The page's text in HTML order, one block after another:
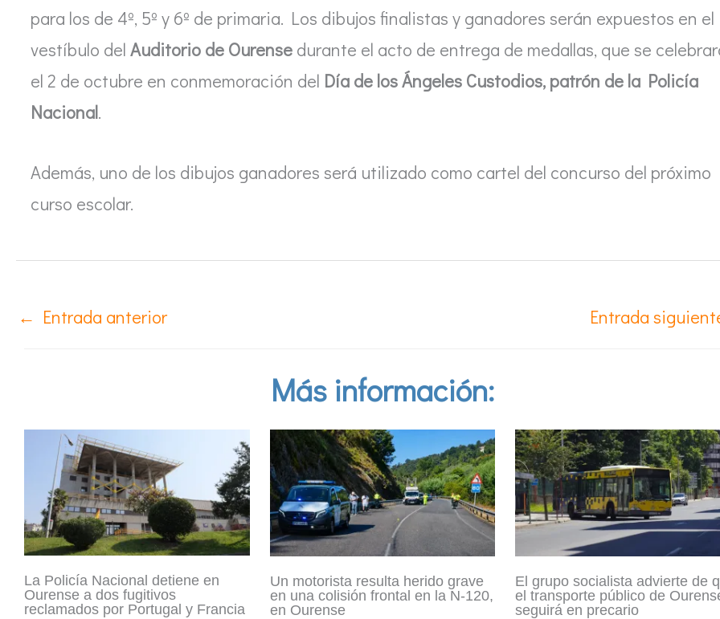
para los de 4º, 5º y 6º de primaria. Los dibujos finalistas y ganadores serán expuestos en el
vestíbulo del Auditorio de Ourense durante el acto de entrega de medallas, que se
el 2 de octubre en conmemoración del Día de los Ángeles Custodios, patrón de la Policía
Nacional.
Además, uno de los dibujos ganadores será utilizado como cartel del concurso del próximo
curso escolar.
← Entrada anterior Entrada
Más información:
La Policía Nacional detiene en
Ourense a dos fugitivos
reclamados por Portugal y Francia
Un motorista resulta herido grave
en una colisión frontal en la N-120,
en Ourense
El grupo socialista advierte de
el transporte público de
seguirá en precario